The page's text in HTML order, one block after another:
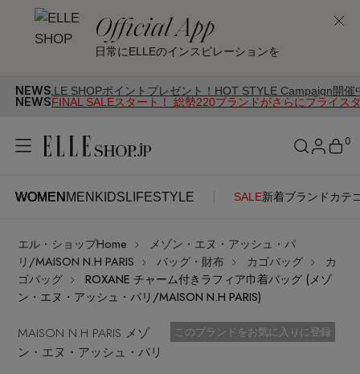
Official App
日常にELLEのインスピレーションを
NEWS
SHOPポイントプレゼント！HOT STYLE Campaign開催中
NEWSFINAL SALEスタート！ 総勢220ブランドがさらにプライス
WOMEN MEN KIDS LIFESTYLE SALE新着ブランド カテ
0
WOMENMENKIDSLIFESTYLE
ITEMS ログイン
はじめてご利用の方
新規会員登録
SEE RESULTS
エル・ショップHome
メゾン・エヌ・アッシュ・パ
リ/MAISON N.H PARIS
バッグ・財布 カゴバッグ
カ
ゴバッグ
ROXANE チャーム付きラフィア巾着バッグ (メゾ
ン・エヌ・アッシュ・パリ/MAISON N.H PARIS)
MAISON N.H PARIS メゾ
ン・エヌ・アッシュ・パリ
お気に入り済
このブランドをお気に入りに登録